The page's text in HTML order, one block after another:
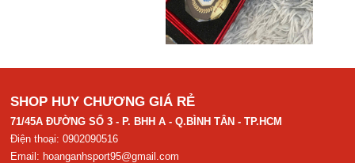
SHOP HUY CHƯƠNG GIÁ RẺ
71/45A ĐƯỜNG SỐ 3 - P. BHH A - Q.BÌNH TÂN - TP.HCM
Điện thoại: 0902090516
Email: hoanganhsport95@gmail.com